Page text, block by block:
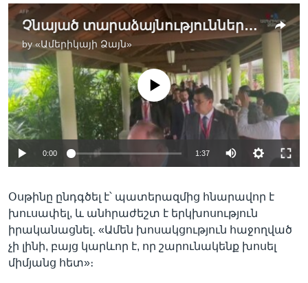
Չնայած տարաձայնություններին, ԱՄՆ-ն ու Չինաստանը շարունակում են երկխոսությունը
by «Ամերիկայի Ձայն»
No media source currently available
0:00 1:37
Օսթինը ընդգծել է՝ պատերազմից հնարավոր է
խուսափել, և անհրաժեշտ է երկխոսություն
իրականացնել․ «Ամեն խոսակցություն հաջողված
չի լինի, բայց կարևոր է, որ շարունակենք խոսել
միմյանց հետ»։